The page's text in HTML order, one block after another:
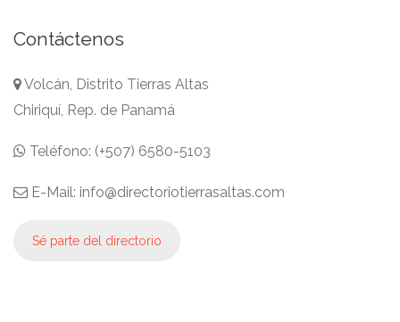
Contáctenos
Volcán, Distrito Tierras Altas
Chiriquí, Rep. de Panamá
Teléfono: (+507) 6580-5103
E-Mail: info@directoriotierrasaltas.com
Sé parte del directorio